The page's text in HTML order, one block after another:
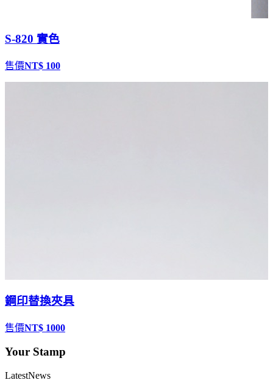
S-820 實色
售價NT$ 100
鋼印替換夾具
售價NT$ 1000
Your Stamp
LatestNews